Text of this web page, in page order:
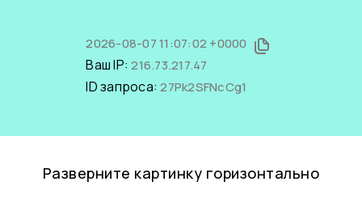
2026-08-07 11:07:02 +0000
Ваш IP:216.73.217.47
ID запроса:27Pk2SFNcCg1
Разверните картинку горизонтально